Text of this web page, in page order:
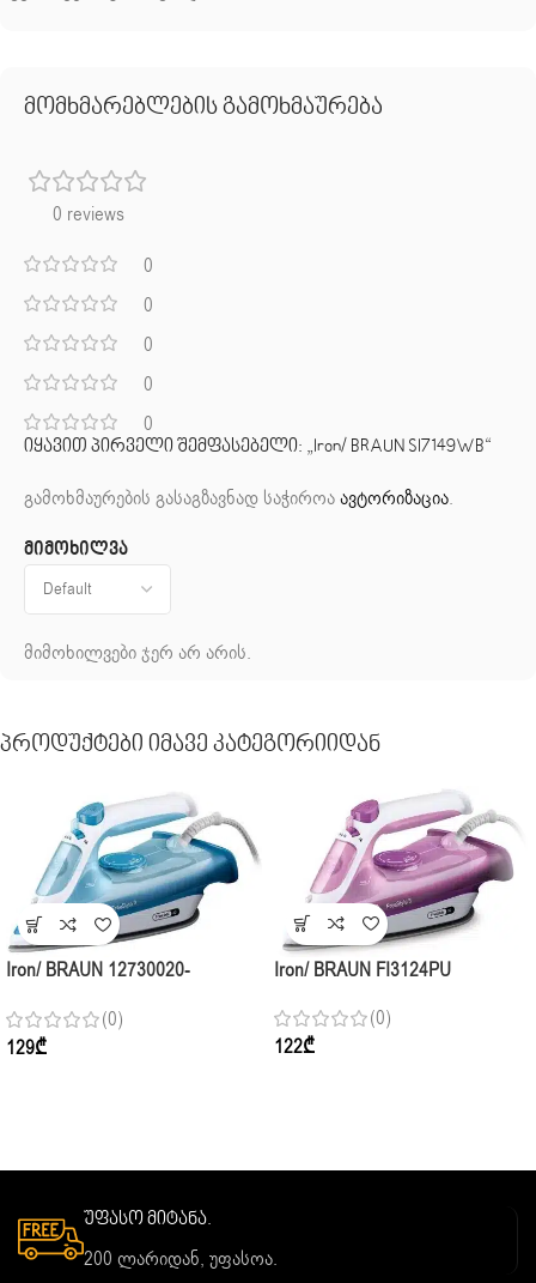
მომხმარებლების გამოხმაურება
0 reviews
0
0
0
0
0
მიმოხილვა
მიმოხილვები ჯერ არ არის.
იყავით პირველი შემფასებელი: „Iron/ BRAUN SI7149WB“
გამოხმაურების გასაგზავნად საჭიროაავტორიზაცია.
Პროდუქტები Იმავე Კატეგორიიდან
Iron/ BRAUN 12730020-
(0)
129₾
Iron/ BRAUN FI3124PU
(0)
122₾
უფასო მიტანა.
200 ლარიდან, უფასოა.